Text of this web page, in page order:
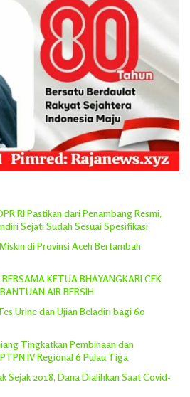
RI Pastikan dari Penambang Resmi,
Sejati Sudah Sesuai Spesifikasi
di Provinsi Aceh Bertambah
KETUA BHAYANGKARI CEK
AIR BERSIH
Urine dan Ujian Beladiri bagi 60
Tingkatkan Pembinaan dan
IV Regional 6 Pulau Tiga
Sejak 2018, Dana Dialihkan Saat Covid-